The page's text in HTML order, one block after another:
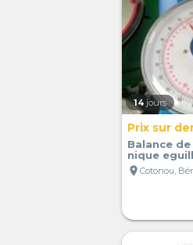
14 jours
Prix sur
Balance
nique
location_on Cotonou,